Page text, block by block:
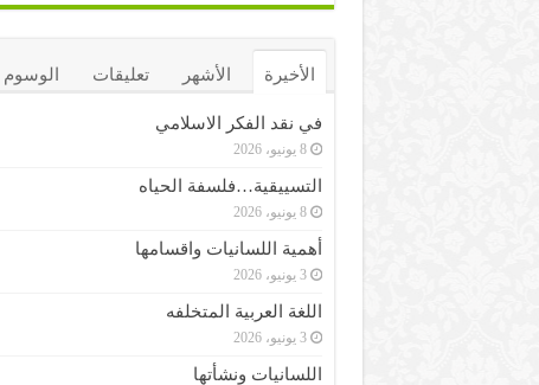
الأخيرة الأشهر تعليقات الوسوم
في نقد الفكر الاسلامي
8 يونيو، 2026
التسييقية…فلسفة الحياه
8 يونيو، 2026
أهمية اللسانيات واقسامها
3 يونيو، 2026
اللغة العربية المتخلفه
3 يونيو، 2026
اللسانيات ونشأتها